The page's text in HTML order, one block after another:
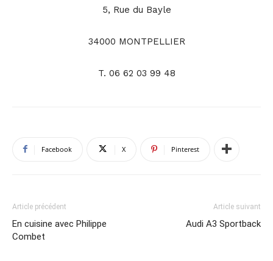
5, Rue du Bayle
34000 MONTPELLIER
T. 06 62 03 99 48
Facebook X Pinterest
Article précédent
En cuisine avec Philippe
Combet
Article suivant
Audi A3 Sportback